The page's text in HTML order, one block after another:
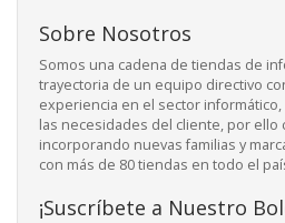
Sobre Nosotros
Somos una cadena de tiendas de
trayectoria de un equipo directivo
experiencia en el sector
las necesidades del cliente, por ello
incorporando nuevas familias y
con más de 80 tiendas en todo el
¡Suscríbete a Nuestro